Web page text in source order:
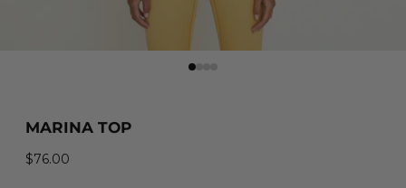
MARINA TOP
Precio habitual
$76.00